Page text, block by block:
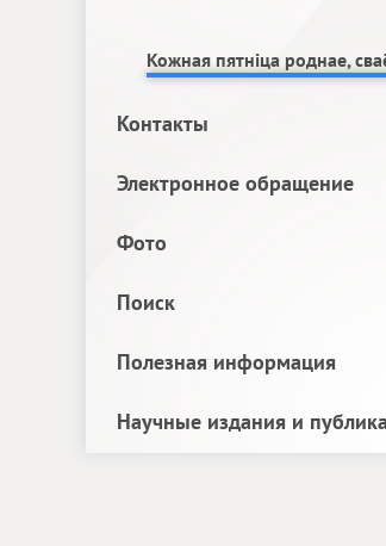
Кожная пятніца роднае,
Контакты
Электронное обращение
Фото
Поиск
Полезная информация
Научные издания и